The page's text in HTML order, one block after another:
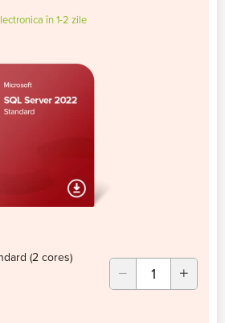
în 1-2 zile
(2 cores)